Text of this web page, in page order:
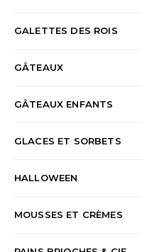
GALETTES DES ROIS
GÂTEAUX
GÂTEAUX ENFANTS
GLACES ET SORBETS
HALLOWEEN
MOUSSES ET CRÈMES